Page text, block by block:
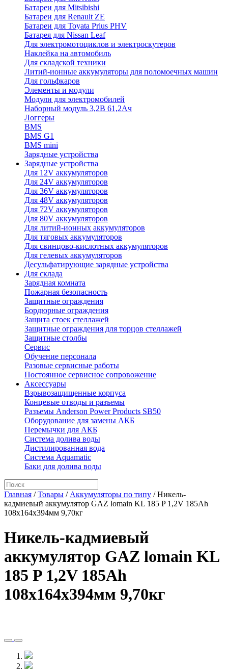
Батареи для Mitsibishi
Батареи для Renault ZE
Батареи для Toyata Prius PHV
Батарея для Nissan Leaf
Для электромотоциклов и электроскутеров
Наклейка на автомобиль
Для складской техники
Литий-ионные аккумуляторы для поломоечных машин
Для гольфкаров
Элементы и модули
Модули для электромобилей
Наборный модуль 3,2В 61,2Ач
Логгеры
BMS
BMS G1
BMS mini
Зарядные устройства
Зарядные устройства
Для 12V аккумуляторов
Для 24V аккумуляторов
Для 36V аккумуляторов
Для 48V аккумуляторов
Для 72V аккумуляторов
Для 80V аккумуляторов
Для литий-ионных аккумуляторов
Для тяговых аккумуляторов
Для свинцово-кислотных аккумуляторов
Для гелевых аккумуляторов
Десульфатирующие зарядные устройства
Для склада
Зарядная комната
Пожарная безопасность
Защитные ограждения
Бордюрные ограждения
Защита стоек стеллажей
Защитные ограждения для торцов стеллажей
Защитные столбы
Сервис
Обучение персонала
Разовые сервисные работы
Постоянное сервисное сопровожение
Аксессуары
Взрывозащищенные корпуса
Концевые отводы и разъемы
Разъемы Anderson Power Products SB50
Оборудование для замены АКБ
Перемычки для АКБ
Система долива воды
Дистилированная вода
Система Aquamatic
Баки для долива воды
Главная /Товары / Аккумуляторы по типу /Никель-
кадмиевый аккумулятор GAZ lomain KL 185 P 1,2V 185Ah
108x164x394мм 9,70кг
Никель-кадмиевый
аккумулятор GAZ lomain KL
185 P 1,2V 185Ah
108x164x394мм 9,70кг